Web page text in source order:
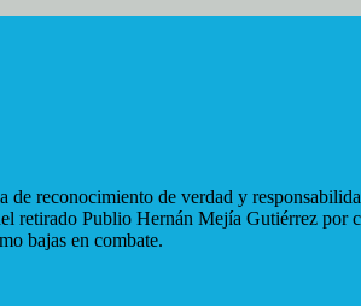
de reconocimiento de verdad y
retirado Publio Hernán Mejía Gutiérrez
bajas en combate.